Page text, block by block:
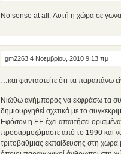
No sense at all. Αυτή η χώρα σε
gm2263 4 Νοεμβρίου, 2010 9:13 πμ :
…και φανταστείτε ότι τα παραπάνω
Νιώθω ανήμπορος να εκφράσω τα
δημιουργηθεί σχετικά με το
Εφόσον η ΕΕ έχει απαιτήσει
προσαρμοζόμαστε από το 1990 και
τριτοβάθμιας εκπαίδευσης στη